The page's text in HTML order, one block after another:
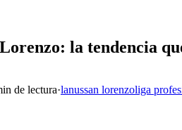
la tendencia
de lectura·lanussan lorenzoliga